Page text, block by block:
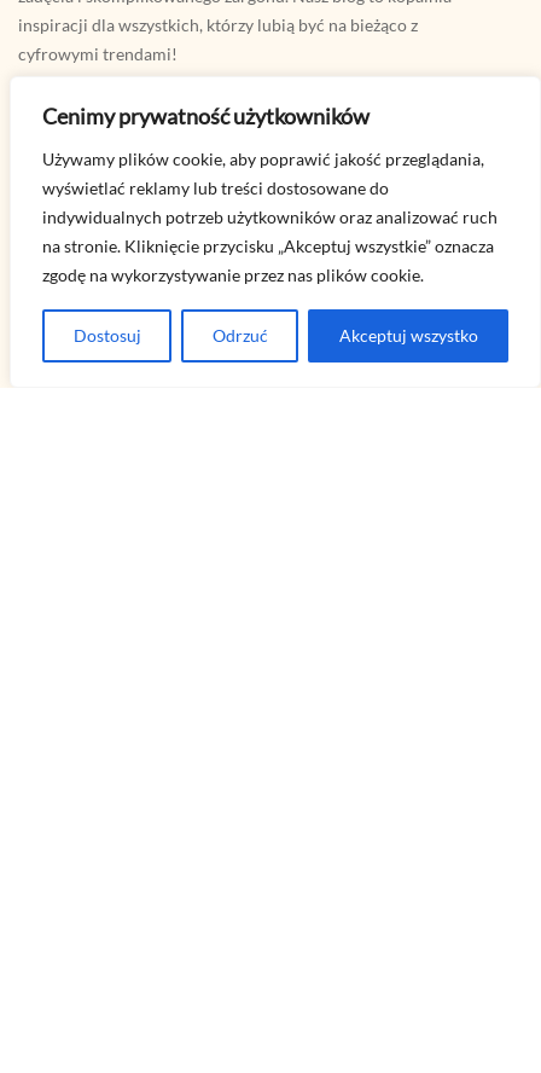
Cenimy prywatność użytkowników
Używamy plików cookie, aby poprawić jakość przeglądania,
wyświetlać reklamy lub treści dostosowane do
indywidualnych potrzeb użytkowników oraz analizować ruch
na stronie. Kliknięcie przycisku „Akceptuj wszystkie” oznacza
zgodę na wykorzystywanie przez nas plików cookie.
Dostosuj Odrzuć Akceptuj wszystko
inspiracji dla wszystkich, którzy lubią być na bieżąco z
cyfrowymi trendami!
Najnowsze